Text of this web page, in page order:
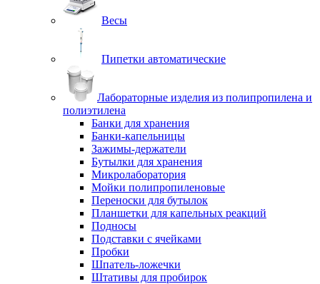
Весы
Пипетки автоматические
Лабораторные изделия из полипропилена и
полиэтилена
Банки для хранения
Банки-капельницы
Зажимы-держатели
Бутылки для хранения
Микролаборатория
Мойки полипропиленовые
Переноски для бутылок
Планшетки для капельных реакций
Подносы
Подставки с ячейками
Пробки
Шпатель-ложечки
Штативы для пробирок